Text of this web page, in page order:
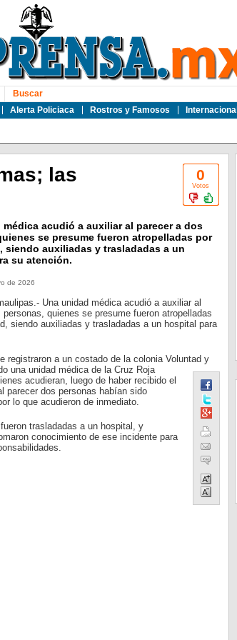
Alerta Policiaca Rostros y Famosos Internacional
Buscar
0
Votos
las
médica acudió a auxiliar al parecer a dos
se presume fueron atropelladas por
siendo auxiliadas y trasladadas a un
su atención.
de 2026
Una unidad médica acudió a auxiliar al
personas, quienes se presume fueron atropelladas
siendo auxiliadas y trasladadas a un hospital para
registraron a un costado de la colonia Voluntad y
una unidad médica de la Cruz Roja
acudieran, luego de haber recibido el
parecer dos personas habían sido
lo que acudieron de inmediato.
trasladadas a un hospital, y
conocimiento de ese incidente para